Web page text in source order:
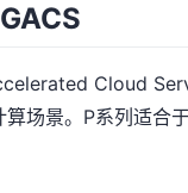
Cloud
场景。P系列适合